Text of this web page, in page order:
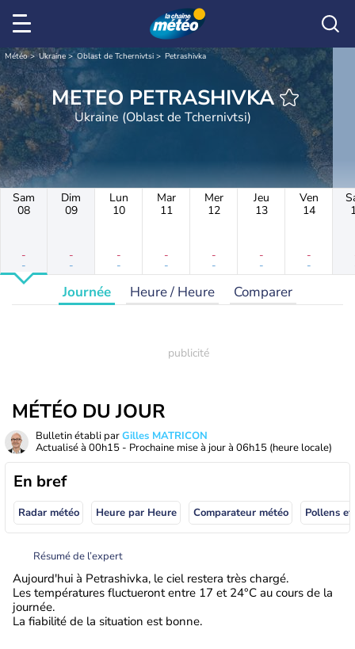
Météo Ukraine Oblast de Tchernivtsi Petrashivka
METEO PETRASHIVKA
Ukraine (Oblast de Tchernivtsi)
Sam
08
-
-
Dim
09
-
-
Lun
10
-
-
Mar
11
-
-
Mer
12
-
-
Jeu
13
-
-
Ven
14
-
-
Journée Heure / Heure Comparer
MÉTÉO DU JOUR
Bulletin établi parGilles MATRICON
Actualisé à 00h15 - Prochaine mise à jour à 06h15 (heure locale)
En bref
Radar météo Heure par Heure Comparateur météo Pollens
Résumé de l’expert
Aujourd'hui à Petrashivka, le ciel restera très chargé.
Les températures fluctueront entre 17 et 24°C au cours de la
journée.
La fiabilité de la situation est bonne.